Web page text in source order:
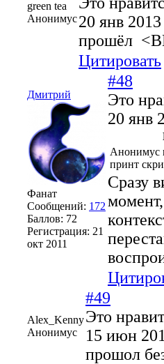
green tea
Анонимус20 янв
прошёл
Цитировать
Дмитрий
Фанат
Сообщений: 172
Баллов: 72
Регистрация: 21
окт 2011
#48
Это
20 янв
Анонимус
принт
Сразу
Alex_Kenny
Анонимус
#49
Это
15 июн
прошол